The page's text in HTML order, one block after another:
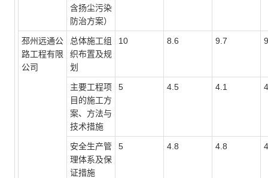
含扬尘污染
防治方案）
邳州远通公
路工程有限
公司
总体施工组
织布置及规
划
10 8.6 9.7 9
主要工程项
目的施工方
案、方法与
技术措施
5 4.5 4.1
安全生产管
理体系及保
证措施
5 4.8 4.8